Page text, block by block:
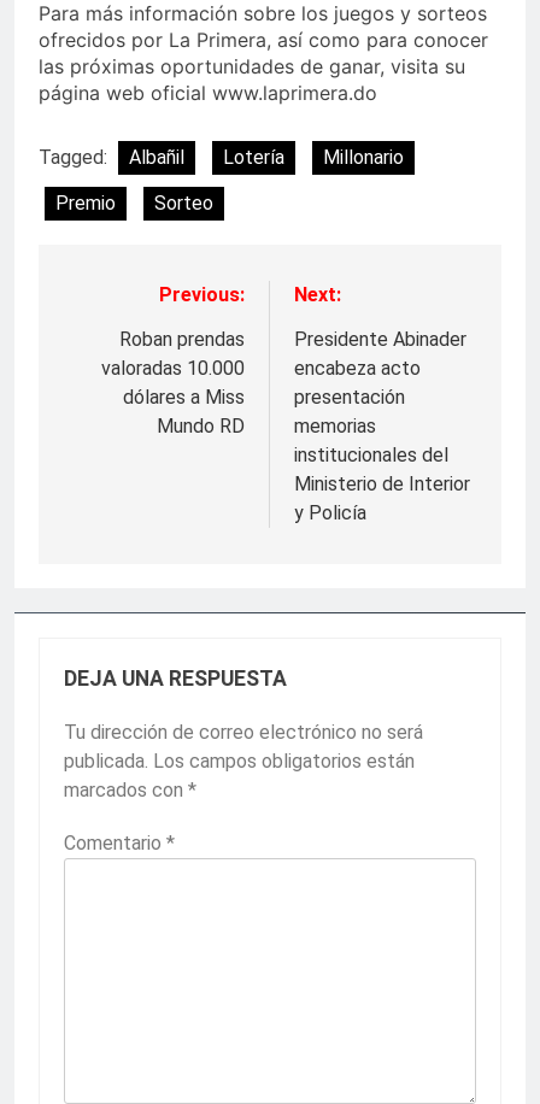
Para más información sobre los juegos y sorteos
ofrecidos por La Primera, así como para conocer
las próximas oportunidades de ganar, visita su
página web oficial www.laprimera.do
Tagged: Albañil Lotería
Millonario
Premio
Sorteo
Navegación
entradas
Previous:
Roban prendas
valoradas 10.000
dólares a Miss
Mundo RD
Next:
Presidente Abinader
encabeza acto
presentación
memorias
institucionales del
Ministerio de Interior
y Policía
DEJA UNA RESPUESTA
Tu dirección de correo electrónico no será
publicada. Los campos obligatorios están
marcados con *
Comentario *